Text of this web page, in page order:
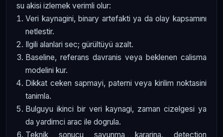
su akisi izlemek verimli olur:
Veri kaynagini, binary artefakti ya da olay kapsamını
netlestir.
Ilgili alanlari sec; gürültüyü azalt.
Baseline, referans davranis veya beklenen calisma
modelini kur.
Dikkat ceken sapmayi, paterni veya kirilim noktasini
tanimla.
Bulguyu ikinci bir veri kaynagi, zaman cizelgesi ya
da yardimci arac ile dogrula.
Teknik sonucu savunma kararina, detection